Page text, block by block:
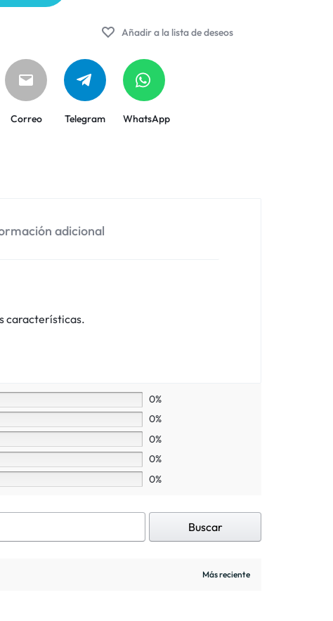
Añadir a la lista de deseos
Correo Telegram WhatsApp
adicional
características.
0%
0%
0%
0%
0%
Buscar